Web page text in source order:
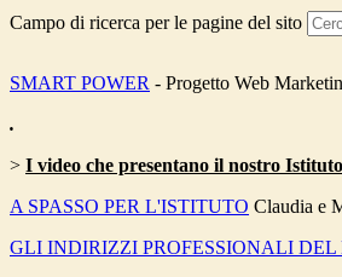
Campo di ricerca per le pagine del sito
SMART POWER - Progetto Web
.
> I video che presentano il nostro Istituto
A SPASSO PER L'ISTITUTO Claudia e
GLI INDIRIZZI PROFESSIONALI DEL